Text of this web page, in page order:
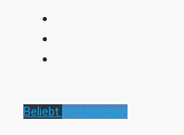
Beliebt Kundenhaus